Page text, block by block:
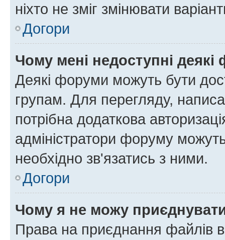
ніхто не зміг змінювати
Догори
Чому мені недоступні
Деякі форуми можуть бути
групам. Для перегляду,
потрібна додаткова
адміністратори форуму
необхідно зв'язатись з ними.
Догори
Чому я не можу
Права на приєднання файлів